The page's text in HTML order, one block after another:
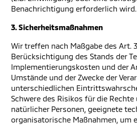
Benachrichtigung erforderlich wird.
3. Sicherheitsmaßnahmen
Wir treffen nach Maßgabe des Art.
Berücksichtigung des Stands der
Implementierungskosten und der
Umstände und der Zwecke der
unterschiedlichen
Schwere des Risikos für die Rechte
natürlicher Personen, geeignete
organisatorische Maßnahmen, um